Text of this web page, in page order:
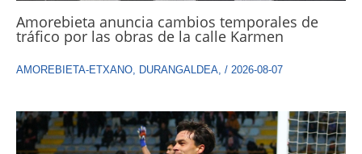
Amorebieta anuncia cambios temporales de
tráfico por las obras de la calle Karmen
AMOREBIETA-ETXANO, DURANGALDEA, / 2026-08-07